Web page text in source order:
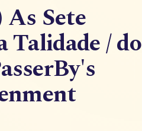
Sete
Talidade / do